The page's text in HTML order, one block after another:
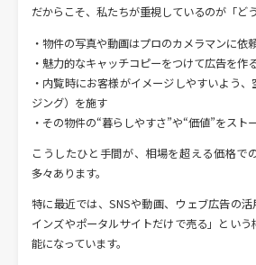
だからこそ、私たちが重視しているのが「ど
・物件の写真や動画はプロのカメラマンに依
・魅力的なキャッチコピーをつけて広告を作
・内覧時にお客様がイメージしやすいよう
ジング）を施す
・その物件の“暮らしやすさ”や“価値”をスト
こうしたひと手間が、相場を超える価格で
多々あります。
特に最近では、SNSや動画、ウェブ広告の
インズやポータルサイトだけで売る」とい
能になっています。